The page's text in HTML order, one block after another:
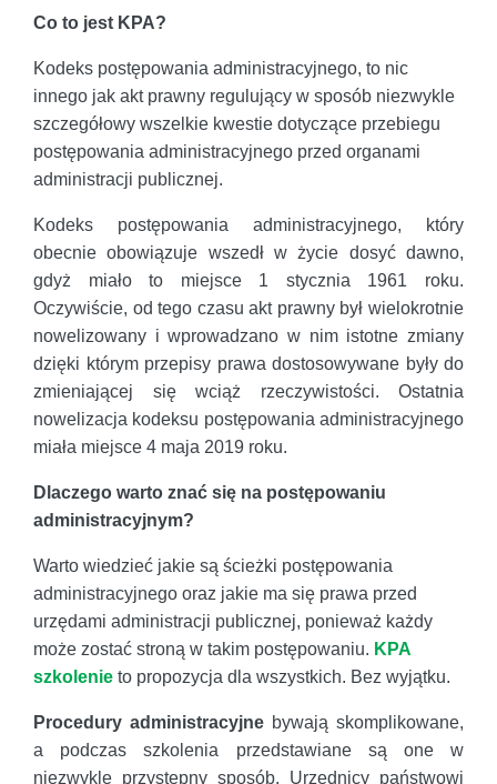
Co to jest KPA?
Kodeks postępowania administracyjnego, to nic
innego jak akt prawny regulujący w sposób niezwykle
szczegółowy wszelkie kwestie dotyczące przebiegu
postępowania administracyjnego przed organami
administracji publicznej.
Kodeks postępowania administracyjnego, który
obecnie obowiązuje wszedł w życie dosyć dawno,
gdyż miało to miejsce 1 stycznia 1961 roku.
Oczywiście, od tego czasu akt prawny był wielokrotnie
nowelizowany i wprowadzano w nim istotne zmiany
dzięki którym przepisy prawa dostosowywane były do
zmieniającej się wciąż rzeczywistości. Ostatnia
nowelizacja kodeksu postępowania administracyjnego
miała miejsce 4 maja 2019 roku.
Dlaczego warto znać się na postępowaniu
administracyjnym?
Warto wiedzieć jakie są ścieżki postępowania
administracyjnego oraz jakie ma się prawa przed
urzędami administracji publicznej, ponieważ każdy
może zostać stroną w takim postępowaniu. KPA
szkolenie to propozycja dla wszystkich. Bez wyjątku.
Procedury administracyjne bywają skomplikowane,
a podczas szkolenia przedstawiane są one w
niezwykle przystępny sposób. Urzędnicy państwowi